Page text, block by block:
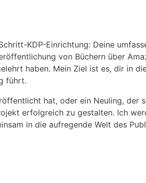
KDP-Einrichtung: Deine
von Büchern über
haben. Mein Ziel ist es, dir in
führt.
hat, oder ein Neuling, der
erfolgreich zu gestalten. Ich
in die aufregende Welt des